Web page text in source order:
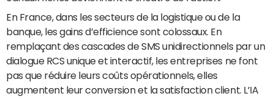
En France, dans les secteurs de la logistique ou de la
banque, les gains d’efficience sont colossaux. En
remplaçant des cascades de SMS unidirectionnels par un
dialogue RCS unique et interactif, les entreprises ne font
pas que réduire leurs coûts opérationnels, elles
augmentent leur conversion et la satisfaction client. L’IA